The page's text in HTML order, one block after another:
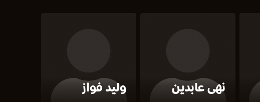
نهى عابدين وليد فواز